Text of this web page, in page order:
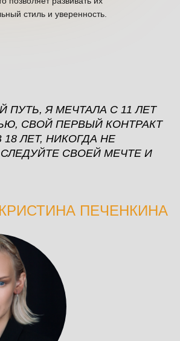
стиль и уверенность.
ПУТЬ, Я МЕЧТАЛА С 11 ЛЕТ
СВОЙ ПЕРВЫЙ КОНТРАКТ
ЛЕТ, НИКОГДА НЕ
СВОЕЙ МЕЧТЕ И
КРИСТИНА ПЕЧЕНКИНА